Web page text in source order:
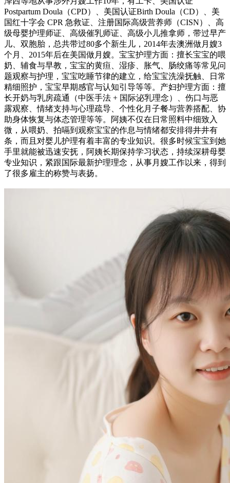
Postpartum Doula（CPD）、美国认证Birth Doula（CD）、美
国红十字会 CPR 急救证、注册国际高级营养师（CISN）、高
级母婴护理师证、高级催乳师证、高级小儿推拿师，带过早产
儿、双胞胎，总共带过80多个新生儿，2014年去澳洲做月嫂3
个月、2015年后在美国做月嫂。宝宝护理方面：擅长宝宝的喂
奶、辅食与早教，宝宝的黄疸、湿疹、胀气、肠绞痛等常见问
题观察与护理，宝宝吃睡节律的建立，给宝宝洗澡抚触、日常
精细照护，宝宝早期感官与认知引导等等。产妇护理方面：擅
长开奶与乳房疏通（中医手法 + 国际泌乳理念）、伤口与恶
露观察、情绪支持与心理疏导、个性化月子餐与营养搭配、协
助身体恢复与体态管理等等。阿姨不仅在日常照料中细致入
微，从喂奶、拍嗝到观察宝宝的作息与情绪都安排得井井有
条，而且对婴儿护理有着丰富的专业知识。很多时候宝宝到她
手里就能被迅速安抚，阿姨长期保持学习状态，持续深耕母婴
专业知识，紧跟国际最新护理理念，从事月嫂工作以来，得到
了很多雇主的称赞与表扬。